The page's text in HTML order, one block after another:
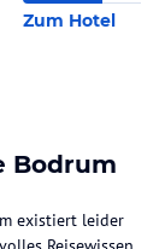
Zum Hotel
Bodrum
existiert leider